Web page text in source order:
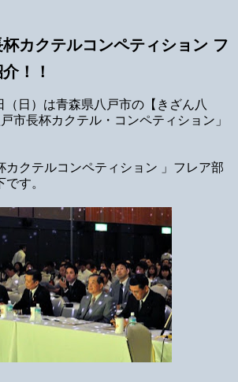
カクテルコンペティション フ
！！
日）は青森県八戸市の【きざん八
市長杯カクテル・コンペティション」
カクテルコンペティション 」フレア部
す。